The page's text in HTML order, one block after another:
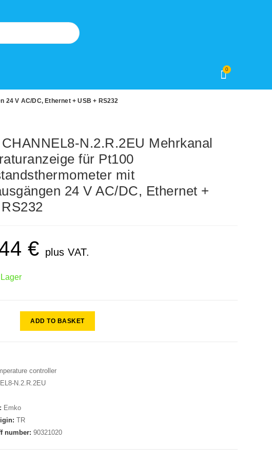
0
24 V AC/DC, Ethernet + USB + RS232
N.2.R.2EU Mehrkanal
für Pt100
mit
24 V AC/DC, Ethernet +
€ plus VAT.
ADD TO BASKET
controller
N.2.R.2EU
Emko
TR
number:90321020